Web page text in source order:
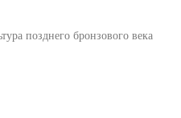
позднего бронзового века